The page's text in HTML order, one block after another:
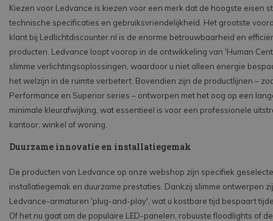
Kiezen voor Ledvance is kiezen voor een merk dat de hoogste eisen
technische specificaties en gebruiksvriendelijkheid. Het grootste
klant bij Ledlichtdiscounter.nl is de enorme betrouwbaarheid en
producten. Ledvance loopt voorop in de ontwikkeling van 'Human
slimme verlichtingsoplossingen, waardoor u niet alleen energie
het welzijn in de ruimte verbetert. Bovendien zijn de productlijnen –
Performance en Superior series – ontworpen met het oog op een
minimale kleurafwijking, wat essentieel is voor een professionele
kantoor, winkel of woning.
Duurzame innovatie en installatiegemak
De producten van Ledvance op onze webshop zijn specifiek
installatiegemak en duurzame prestaties. Dankzij slimme ontwerpen
Ledvance-armaturen 'plug-and-play', wat u kostbare tijd bespaart
Of het nu gaat om de populaire LED-panelen, robuuste floodlights of